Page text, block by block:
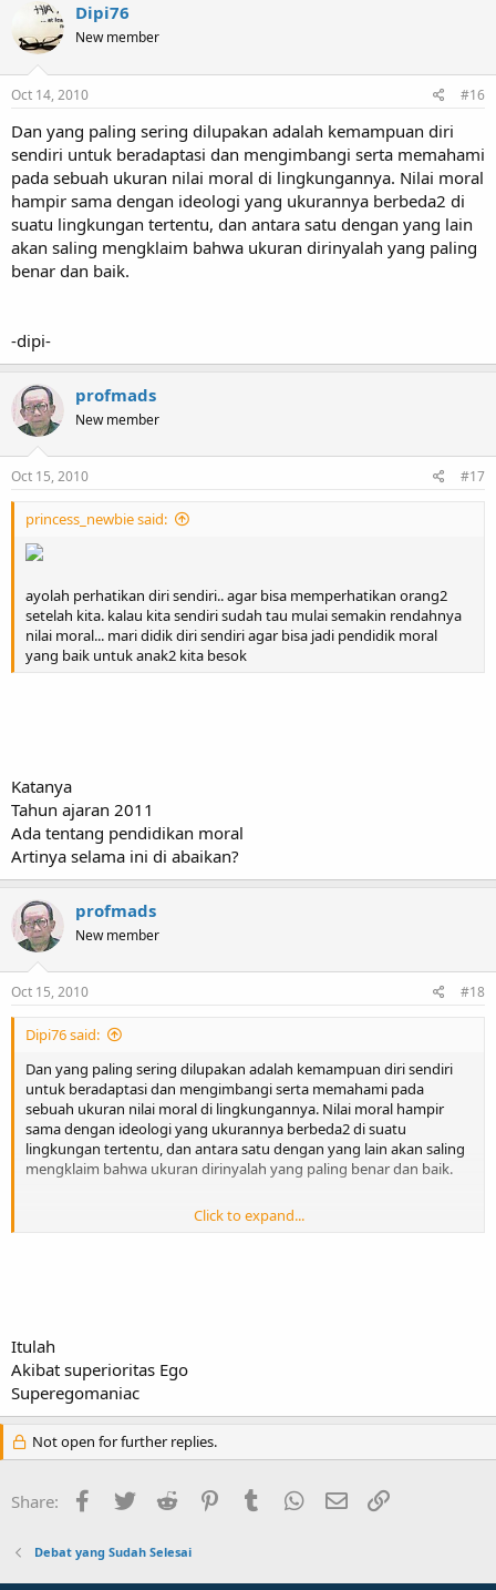
Dengan masalah yang seperti aku jelaskan di atas, maka janganlah
heran kalau anak-anak jaman sekarang kurang atau bahkan bisa
aku katakan tidak bermoral...
Dipi76
New member
Oct 14, 2010 #16
Dan yang paling sering dilupakan adalah kemampuan diri
sendiri untuk beradaptasi dan mengimbangi serta memahami
pada sebuah ukuran nilai moral di lingkungannya. Nilai moral
hampir sama dengan ideologi yang ukurannya berbeda2 di
suatu lingkungan tertentu, dan antara satu dengan yang lain
akan saling mengklaim bahwa ukuran dirinyalah yang paling
benar dan baik.
-dipi-
profmads
New member
Oct 15, 2010 #17
princess_newbie said:
ayolah perhatikan diri sendiri.. agar bisa memperhatikan orang2
setelah kita. kalau kita sendiri sudah tau mulai semakin rendahnya
nilai moral... mari didik diri sendiri agar bisa jadi pendidik moral
yang baik untuk anak2 kita besok
Katanya
Tahun ajaran 2011
Ada tentang pendidikan moral
Artinya selama ini di abaikan?
profmads
New member
Oct 15, 2010 #18
Dipi76 said:
Dan yang paling sering dilupakan adalah kemampuan diri sendiri
untuk beradaptasi dan mengimbangi serta memahami pada
sebuah ukuran nilai moral di lingkungannya. Nilai moral hampir
sama dengan ideologi yang ukurannya berbeda2 di suatu
lingkungan tertentu, dan antara satu dengan yang lain akan saling
mengklaim bahwa ukuran dirinyalah yang paling benar dan baik.
Click to expand...
Itulah
Akibat superioritas Ego
Superegomaniac
Not open for further replies.
Share: Facebook
Twitter Reddit PinterestTumblr WhatsApp
Email
Debat yang Sudah Selesai